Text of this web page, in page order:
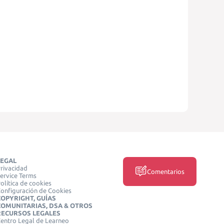
Terms
de cookies
de Cookies
GUÍAS
DSA & OTROS
LEGALES
Legal de Learneo
Comentarios